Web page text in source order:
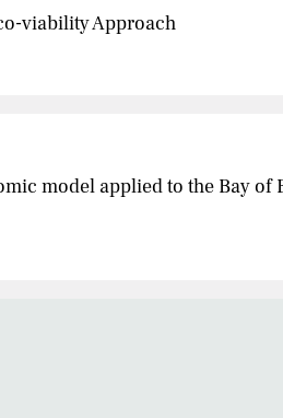
viability Approach
model applied to the Bay of